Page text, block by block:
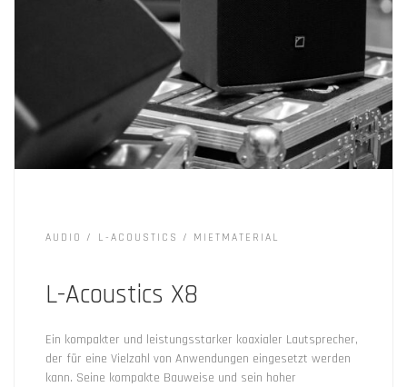
AUDIO L-ACOUSTICS MIETMATERIAL
L-Acoustics X8
Ein kompakter und leistungsstarker koaxialer Lautsprecher,
der für eine Vielzahl von Anwendungen eingesetzt werden
kann. Seine kompakte Bauweise und sein hoher